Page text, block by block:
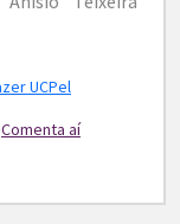
UCPel
Comenta aí